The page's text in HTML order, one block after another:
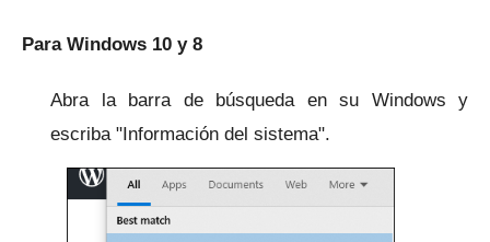
Para Windows 10 y 8
Abra la barra de búsqueda en su Windows y
escriba "Información del sistema".